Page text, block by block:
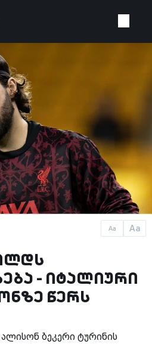
Aa Aa
- იტალიური
წერს
ბეკერი ტურინის